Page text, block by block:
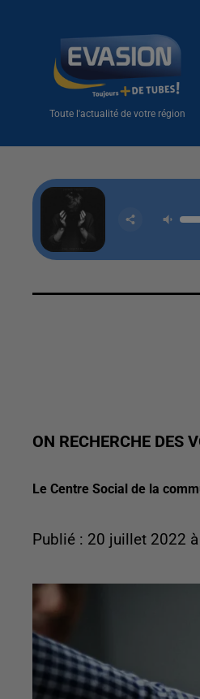
Toute l'actualité de votre région
ON RECHERCHE DES
Le Centre Social de la
Publié : 20 juillet 2022